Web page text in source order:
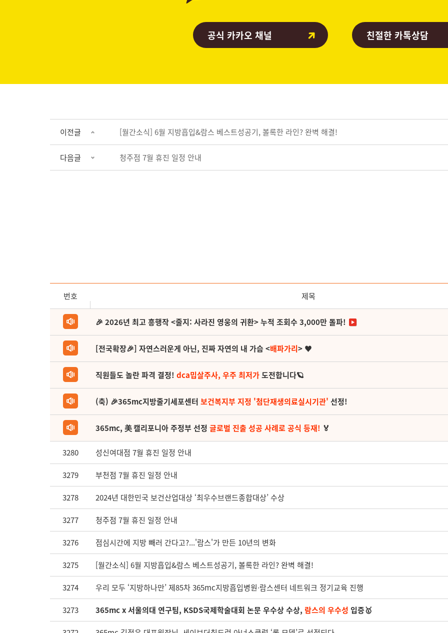
공식 카카오 채널 친절한 카톡상담
이전글 [월간소식] 6월 지방흡입&람스 베스트성공기, 볼록한 라인? 완벽 해결!
다음글 청주점 7월 휴진 일정 안내
번호 제목
🎉 2026년 최고 흥행작 <줄지: 사라진 영웅의 귀환> 누적 조회수 3,000만 돌파!
[전국확장🎉] 자연스러운게 아닌, 진짜 자연의 내 가슴 <배파가리> ♥
직원들도 놀란 파격 결정! dca밉살주사, 우주 최저가도전합니다🪐
(축) 🎉365mc지방줄기세포센터 보건복지부 지정 '첨단재생의료실시기관' 선정!
365mc, 美 캘리포니아 주정부 선정 글로벌 진출 성공 사례로 공식 등재! 🏅
3280 성신여대점 7월 휴진 일정 안내
3279 부천점 7월 휴진 일정 안내
3278 2024년 대한민국 보건산업대상 ‘최우수브랜드종합대상’ 수상
3277 청주점 7월 휴진 일정 안내
3276 점심시간에 지방 빼러 간다고?...'람스'가 만든 10년의 변화
3275 [월간소식] 6월 지방흡입&람스 베스트성공기, 볼록한 라인? 완벽 해결!
3274 우리 모두 ‘지방하나만’ 제85차 365mc지방흡입병원∙람스센터 네트워크 정기교육 진행
3273 365mc x 서울의대 연구팀, KSDS국제학술대회 논문 우수상 수상, 람스의 우수성 입증🥇